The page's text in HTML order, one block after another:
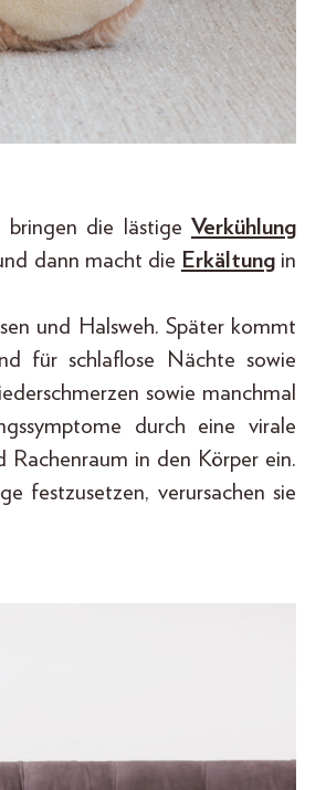
die lästige Verkühlung
dann macht die Erkältungin
und Halsweh. Später kommt
für schlaflose Nächte sowie
sowie manchmal
durch eine virale
in den Körper ein.
festzusetzen, verursachen sie